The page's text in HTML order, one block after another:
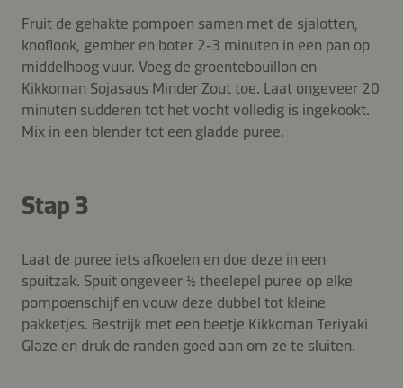
Fruit de gehakte pompoen samen met de sjalotten,
knoflook, gember en boter 2‑3 minuten in een pan op
middelhoog vuur. Voeg de groentebouillon en
Kikkoman Sojasaus Minder Zout toe. Laat ongeveer 20
minuten sudderen tot het vocht volledig is ingekookt.
Mix in een blender tot een gladde puree.
Stap 3
Laat de puree iets afkoelen en doe deze in een
spuitzak. Spuit ongeveer ½ theelepel puree op elke
pompoenschijf en vouw deze dubbel tot kleine
pakketjes. Bestrijk met een beetje Kikkoman Teriyaki
Glaze en druk de randen goed aan om ze te sluiten.